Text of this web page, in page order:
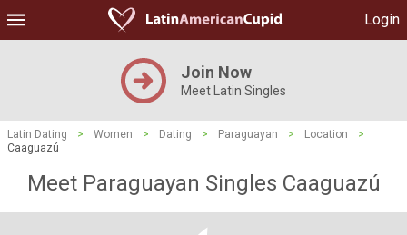
Login
Join Now
Meet Latin Singles
Latin Dating > Women > Dating > Paraguayan > Location
>
Caaguazú
Meet Paraguayan Singles Caaguazú